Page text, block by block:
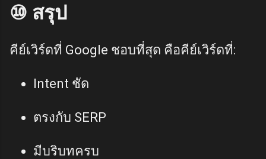
⑩ สรุป
คีย์เวิร์ดที่ Google ชอบที่สุด คือคีย์เวิร์ดที่:
Intent ชัด
ตรงกับ SERP
มีบริบทครบ